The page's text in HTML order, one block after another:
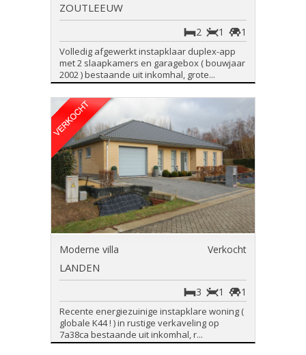
ZOUTLEEUW
1
1
2
Volledig afgewerkt instapklaar duplex-app
met 2 slaapkamers en garagebox ( bouwjaar
2002 ) bestaande uit inkomhal, grote...
Moderne villa Verkocht
LANDEN
1
1
3
Recente energiezuinige instapklare woning (
globale K44 ! ) in rustige verkaveling op
7a38ca bestaande uit inkomhal, r...